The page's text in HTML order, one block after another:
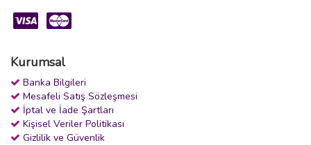
Kurumsal
Banka Bilgileri
Mesafeli Satış Sözleşmesi
İptal ve İade Şartları
Kişisel Veriler Politikası
Gizlilik ve Güvenlik